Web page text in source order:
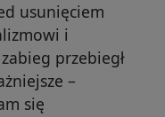
usunięciem
i
przebiegł
–
się